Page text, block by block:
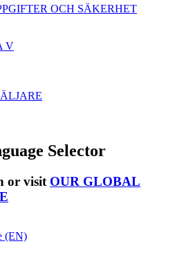
OCH SÄKERHET
V
Selector
or visit OUR GLOBAL
(EN)